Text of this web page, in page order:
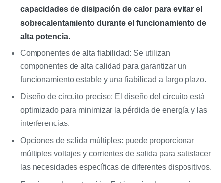
capacidades de disipación de calor para evitar el
sobrecalentamiento durante el funcionamiento de
alta potencia.
Componentes de alta fiabilidad: Se utilizan
componentes de alta calidad para garantizar un
funcionamiento estable y una fiabilidad a largo plazo.
Diseño de circuito preciso: El diseño del circuito está
optimizado para minimizar la pérdida de energía y las
interferencias.
Opciones de salida múltiples: puede proporcionar
múltiples voltajes y corrientes de salida para satisfacer
las necesidades específicas de diferentes dispositivos.